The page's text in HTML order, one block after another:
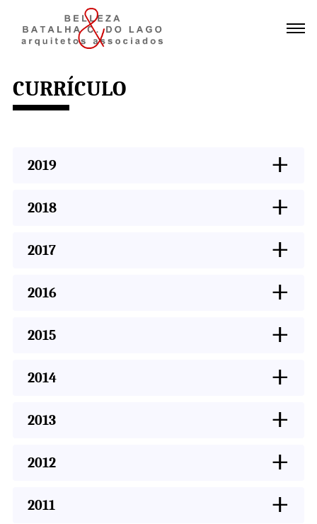
Currículo
CURRÍCULO
2019 +
2018 +
2017 +
2016 +
2015 +
2014 +
2013 +
2012 +
2011 +